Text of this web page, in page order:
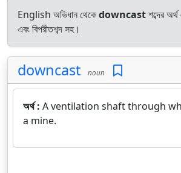
English অভিধান থেকেdowncastশব্দের
এবং বিপরীতশব্দ সহ।
downcast noun
অর্থ : A ventilation shaft through
a mine.